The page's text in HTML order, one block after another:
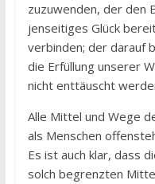
zuzuwenden, der den
jenseitiges Glück
verbinden; der darauf
die Erfüllung unserer
nicht enttäuscht
Alle Mittel und Wege
als Menschen
Es ist auch klar, dass
solch begrenzten